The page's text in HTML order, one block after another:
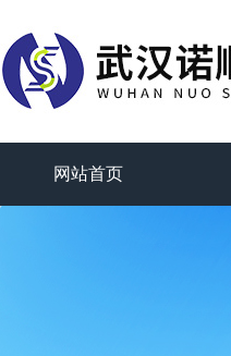
网站首页